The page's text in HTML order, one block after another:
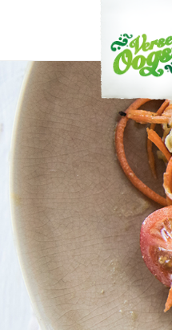
Verse Oogst